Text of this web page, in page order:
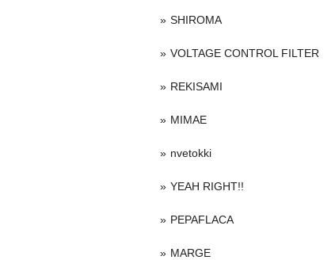
SHIROMA
VOLTAGE CONTROL FILTER
REKISAMI
MIMAE
nvetokki
YEAH RIGHT!!
PEPAFLACA
MARGE